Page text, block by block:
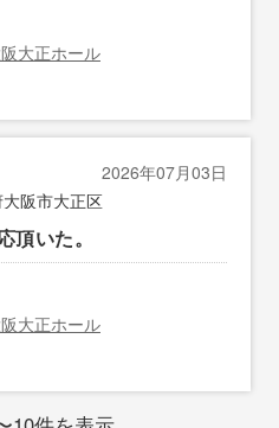
大正ホール
2026年07月03日
阪市大正区
頂いた。
大正ホール